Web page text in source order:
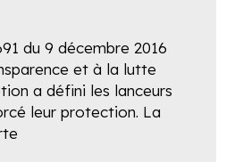
du 9 décembre 2016
et à la lutte
a défini les lanceurs
leur protection. La